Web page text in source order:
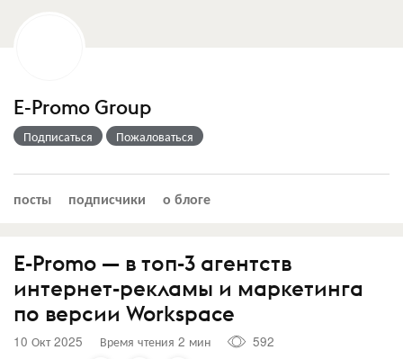
E-Promo Group
Подписаться Пожаловаться
посты подписчики о блоге
E-Promo — в топ-3 агентств
интернет-рекламы и маркетинга
по версии Workspace
10 Окт 2025 Время чтения 2 мин
592